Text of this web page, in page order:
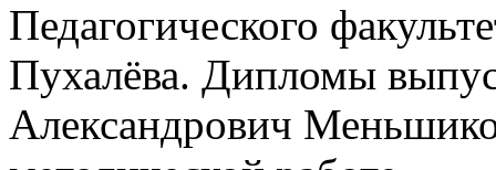
Педагогического
Пухалёва. Дипломы
Александрович